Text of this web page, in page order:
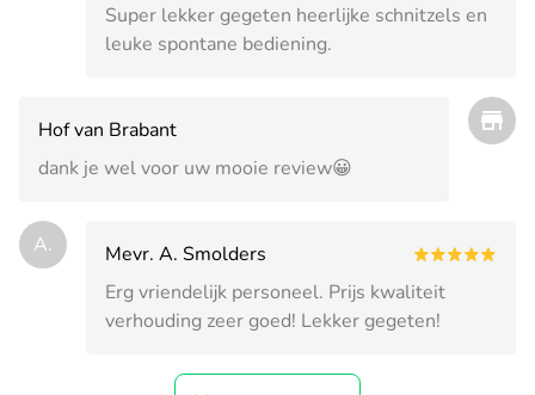
Super lekker gegeten heerlijke schnitzels en
leuke spontane bediening.
Hof van Brabant
dank je wel voor uw mooie review😀
A.
Mevr. A. Smolders
Erg vriendelijk personeel. Prijs kwaliteit
verhouding zeer goed! Lekker gegeten!